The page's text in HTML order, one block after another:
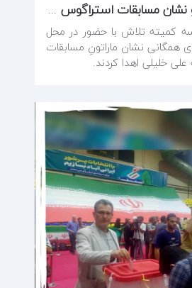
اهدای تندیس و نشان مسابقات استراگوس گذر از طبیعت به علی خلیلی
کمیته تلاش با حضور در محل
همگانی نشان ماراتونِ مسابقات
خلیلی‌ اهدا کردند.